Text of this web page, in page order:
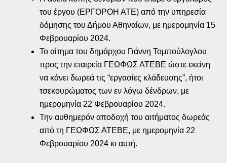
του έργου (ΕΡΓΟΡΟΗ ΑΤΕ) από την υπηρεσία
δόμησης του Δήμου Αθηναίων, με ημερομηνία 15
Φεβρουαρίου 2024.
Το αίτημα του δημάρχου Γιάννη Τομπούλογλου
προς την εταιρεία ΓΕΩΦΩΣ ΑΤΕΒΕ ώστε εκείνη
να κάνει δωρεά τις “εργασίες κλάδευσης”, ήτοι
τσεκουρώματος των εν λόγω δένδρων, με
ημερομηνία 22 Φεβρουαρίου 2024.
Την αυθημερόν αποδοχή του αιτήματος δωρεάς
από τη ΓΕΩΦΩΣ ΑΤΕΒΕ, με ημερομηνία 22
Φεβρουαρίου 2024 κι αυτή.